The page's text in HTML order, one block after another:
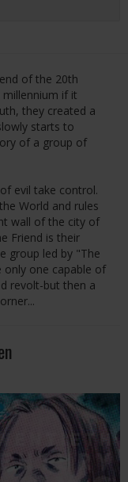
of the 20th
if it
they created a
starts to
of a group of
evil take control.
World and rules
wall of the city of
Friend is their
group led by "The
only one capable of
revolt-but then a